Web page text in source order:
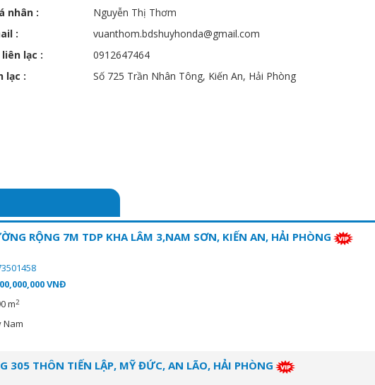
nhân :
Nguyễn Thị Thơm
:
vuanthom.bdshuyhonda@gmail.com
lạc :
0912647464
lạc :
Số 725 Trần Nhân Tông, Kiến An, Hải Phòng
RỘNG 7M TDP KHA LÂM 3,NAM SƠN, KIẾN AN, HẢI PHÒNG
VNĐ
m2
Nam
305 THÔN TIẾN LẬP, MỸ ĐỨC, AN LÃO, HẢI PHÒNG